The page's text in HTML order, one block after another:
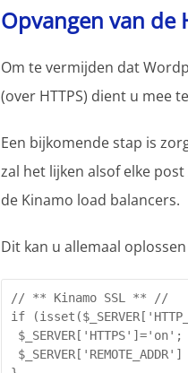
Opvangen van de
Om te vermijden dat
(over HTTPS) dient u mee
Een bijkomende stap is
zal het lijken alsof elke
de Kinamo load balancers.
Dit kan u allemaal
// ** Kinamo SSL ** //
if
$_SERVER['HTTPS']='on';